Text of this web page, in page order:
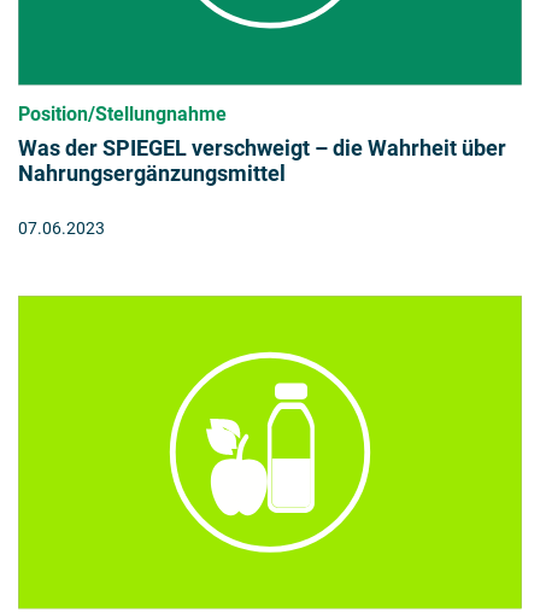
Position/Stellungnahme
Was der SPIEGEL verschweigt – die Wahrheit über
Nahrungsergänzungsmittel
07.06.2023